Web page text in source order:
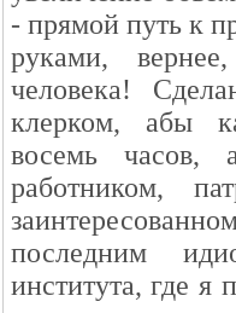
- прямой путь к
руками,
человека!
клерком, абы
восемь часов,
работником,
последним
института, где я